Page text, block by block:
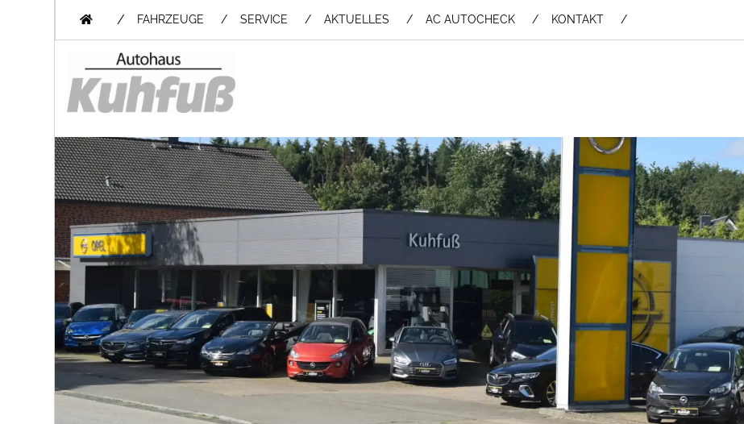
/ FAHRZEUGE SERVICE AKTUELLES AC AUTOCHECK KONTAKT